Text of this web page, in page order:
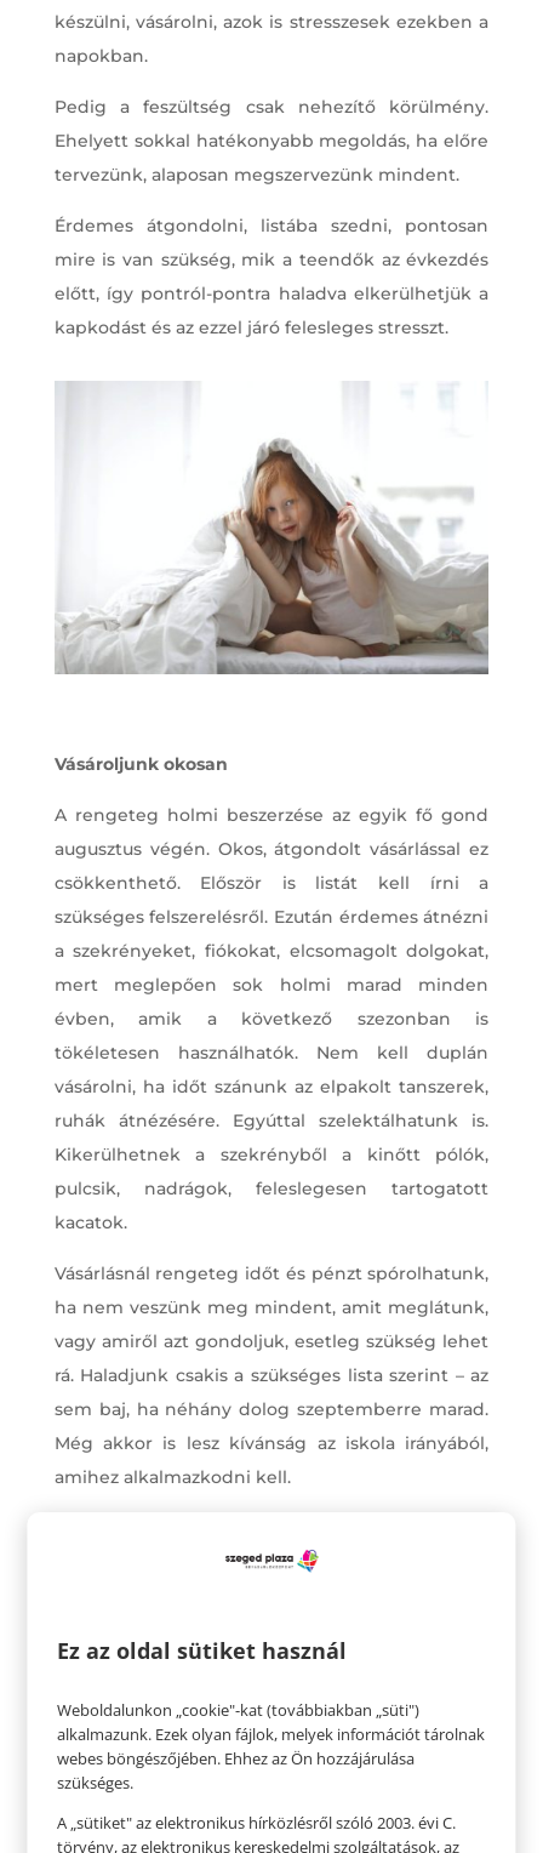
készülni, vásárolni, azok is stresszesek ezekben a
napokban.
Pedig a feszültség csak nehezítő körülmény.
Ehelyett sokkal hatékonyabb megoldás, ha előre
tervezünk, alaposan megszervezünk mindent.
Érdemes átgondolni, listába szedni, pontosan
mire is van szükség, mik a teendők az évkezdés
előtt, így pontról-pontra haladva elkerülhetjük a
kapkodást és az ezzel járó felesleges stresszt.
Vásároljunk okosan
A rengeteg holmi beszerzése az egyik fő gond
augusztus végén. Okos, átgondolt vásárlással ez
csökkenthető. Először is listát kell írni a
szükséges felszerelésről. Ezután érdemes átnézni
a szekrényeket, fiókokat, elcsomagolt dolgokat,
mert meglepően sok holmi marad minden
évben, amik a következő szezonban is
tökéletesen használhatók. Nem kell duplán
vásárolni, ha időt szánunk az elpakolt tanszerek,
ruhák átnézésére. Egyúttal szelektálhatunk is.
Kikerülhetnek a szekrényből a kinőtt pólók,
pulcsik, nadrágok, feleslegesen tartogatott
kacatok.
Vásárlásnál rengeteg időt és pénzt spórolhatunk,
ha nem veszünk meg mindent, amit meglátunk,
vagy amiről azt gondoljuk, esetleg szükség lehet
rá. Haladjunk csakis a szükséges lista szerint – az
sem baj, ha néhány dolog szeptemberre marad.
Még akkor is lesz kívánság az iskola irányából,
amihez alkalmazkodni kell.
halmozzunk. Ruha vásárlásnál használjuk ki a
Ez az oldal sütiket használ
Weboldalunkon „cookie"-kat (továbbiakban „süti")
alkalmazunk. Ezek olyan fájlok, melyek információt tárolnak
webes böngészőjében. Ehhez az Ön hozzájárulása
szükséges.
A „sütiket" az elektronikus hírközlésről szóló 2003. évi C.
törvény, az elektronikus kereskedelmi szolgáltatások, az